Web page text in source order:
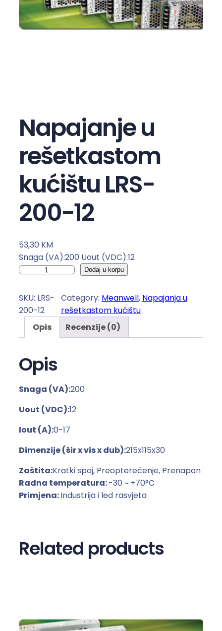
Napajanje u
rešetkastom
kućištu LRS-
200-12
53,30 KM
Snaga (VA):200 Uout (VDC):12
N
p
a
e
r
e
e
k
a
s
t
u
ć
L
R
Dodaj u korpu
SKU: LRS-
200-12
Category: Meanwell, Napajanja u
rešetkastom kućištu
Opis
Recenzije (0)
Opis
Snaga (VA):200
Uout (VDC):12
Iout (A):0-17
Dimenzije (šir x vis x dub):215x115x30
Zaštita:Kratki spoj, Preopterećenje, Prenapon
Radna temperatura:-30 ~ +70°C
Primjena:Industrija i led rasvjeta
Related products